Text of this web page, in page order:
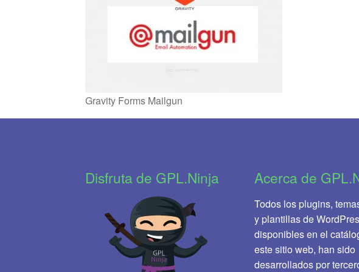
Gravity Forms Mailgun
Disfruta de GPL.Ninja Acerca de
Todos los plugins,
y plantillas de
disponibles en el
este sitio web, han sido
desarrollados por